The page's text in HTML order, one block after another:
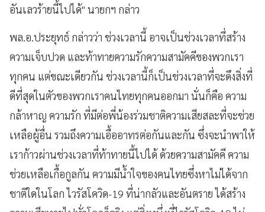
อันเลวร้ายนี้ไปได้" นายกฯ กล่าว
พล.อ.ประยุทธ์ กล่าวว่า ช่วงเวลานี้ อาจเป็นช่วงเวลาที่สร้าง
ความเจ็บปวด และท้าทายความรักความสามัคคีของพวกเรา
ทุกคน แต่ขณะเดียวกัน ช่วงเวลานี้ก็เป็นช่วงเวลาที่จะดึงสิ่งที่
ดีที่สุดในตัวของพวกเราคนไทยทุกคนออกมา นั่นก็คือ ความ
กล้าหาญ ความรัก ที่มีต่อพี่น้องร่วมชาติความเสียสละที่จะช่วย
เหลือผู้อื่น รวมถึงความเอื้ออาทรต่อกันและกัน ซึ่งจะนำพาให้
เราก้าวผ่านช่วงเวลาที่ท้าทายนี้ไปได้ ด้วยความสามัคคี ความ
ช่วยเหลือเกื้อกูลกัน ความมีน้ำใจของคนไทยซึ่งหาไม่ได้จาก
ชาติใดในโลก ไวรัสโควิด-19 ที่น่ากลัวและอันตราย ได้สร้าง